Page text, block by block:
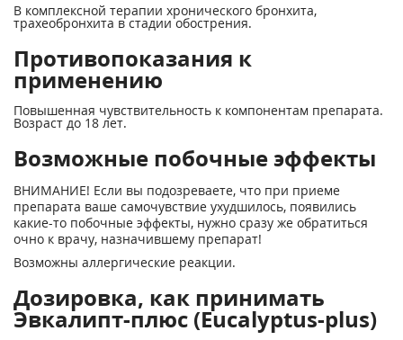
В комплексной терапии хронического бронхита,
трахеобронхита в стадии обострения.
Противопоказания к
применению
Повышенная чувствительность к компонентам препарата.
Возраст до 18 лет.
Возможные побочные эффекты
ВНИМАНИЕ! Если вы подозреваете, что при приеме
препарата ваше самочувствие ухудшилось, появились
какие-то побочные эффекты, нужно сразу же обратиться
очно к врачу, назначившему препарат!
Возможны аллергические реакции.
Дозировка, как принимать
Эвкалипт-плюс (Eucalyptus-plus)